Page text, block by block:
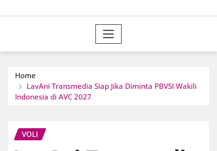
Home
LavAni Transmedia Siap Jika Diminta PBVSI Wakili
Indonesia di AVC 2027
VOLI